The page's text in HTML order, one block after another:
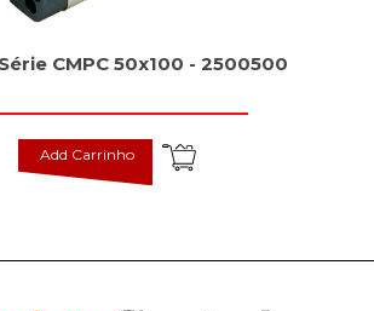
CMPC 50x100 - 2500500
Add Carrinho